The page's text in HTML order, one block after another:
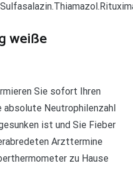
weiße
Sie sofort Ihren
absolute Neutrophilenzahl
ist und Sie Fieber
Arzttermine
zu Hause